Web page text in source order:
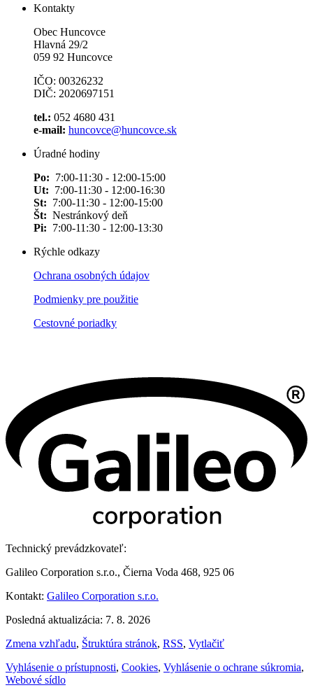
Kontakty
Obec Huncovce
Hlavná 29/2
059 92 Huncovce
IČO: 00326232
DIČ: 2020697151
tel.: 052 4680 431
e-mail: huncovce@huncovce.sk
Úradné hodiny
Po: 7:00-11:30 - 12:00-15:00
Ut: 7:00-11:30 - 12:00-16:30
St: 7:00-11:30 - 12:00-15:00
Št: Nestránkový deň
Pi: 7:00-11:30 - 12:00-13:30
Rýchle odkazy
Ochrana osobných údajov
Podmienky pre použitie
Cestovné poriadky
Technický prevádzkovateľ:
Galileo Corporation s.r.o., Čierna Voda 468, 925 06
Kontakt: Galileo Corporation s.r.o.
Posledná aktualizácia: 7. 8. 2026
Zmena vzhľadu, Štruktúra stránok, RSS, Vytlačiť
Vyhlásenie o prístupnosti, Cookies, Vyhlásenie o ochrane súkromia,
Webové sídlo